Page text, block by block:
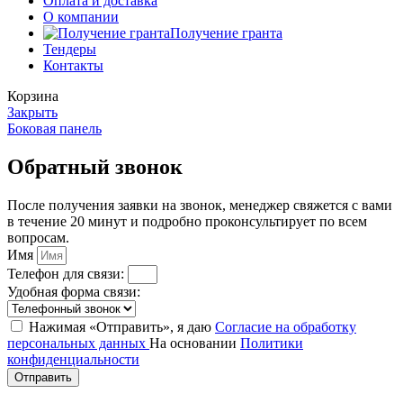
О компании
Получение гранта
Тендеры
Контакты
Корзина
Закрыть
Боковая панель
Обратный звонок
После получения заявки на звонок, менеджер свяжется с вами
в течение 20 минут и подробно проконсультирует по всем
вопросам.
Имя
Телефон для связи:
Удобная форма связи:
Нажимая «Отправить», я даю Согласие на обработку
персональных данных На основании Политики
конфиденциальности
Отправить